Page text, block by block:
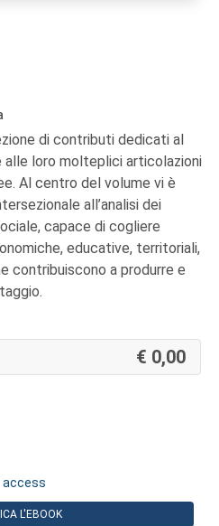
di contributi dedicati al
alle loro molteplici articolazioni
Al centro del volume vi è
all’analisi dei
capace di cogliere
educative, territoriali,
contribuiscono a produrre e
0,00
access
L'EBOOK